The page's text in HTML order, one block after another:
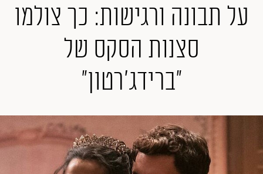
אופנה
ביוטי
סלבס
ערוצים נוספים
המגזין
על תבונה ורגישות: כך צולמו
סצנות הסקס של
"ברידג'רטון"